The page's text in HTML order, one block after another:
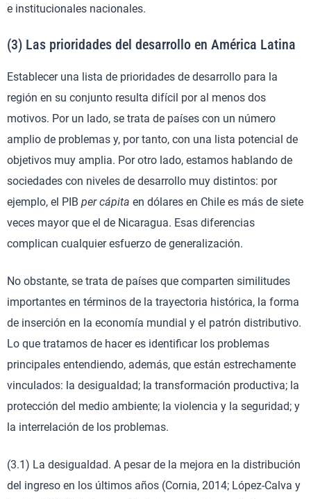
e institucionales nacionales.
(3) Las prioridades del desarrollo en América Latina
Establecer una lista de prioridades de desarrollo para la
región en su conjunto resulta difícil por al menos dos
motivos. Por un lado, se trata de países con un número
amplio de problemas y, por tanto, con una lista potencial de
objetivos muy amplia. Por otro lado, estamos hablando de
sociedades con niveles de desarrollo muy distintos: por
ejemplo, el PIB per cápita en dólares en Chile es más de siete
veces mayor que el de Nicaragua. Esas diferencias
complican cualquier esfuerzo de generalización.
No obstante, se trata de países que comparten similitudes
importantes en términos de la trayectoria histórica, la forma
de inserción en la economía mundial y el patrón distributivo.
Lo que tratamos de hacer es identificar los problemas
principales entendiendo, además, que están estrechamente
vinculados: la desigualdad; la transformación productiva; la
protección del medio ambiente; la violencia y la seguridad; y
la interrelación de los problemas.
(3.1) La desigualdad. A pesar de la mejora en la distribución
del ingreso en los últimos años (Cornia, 2014; López-Calva y